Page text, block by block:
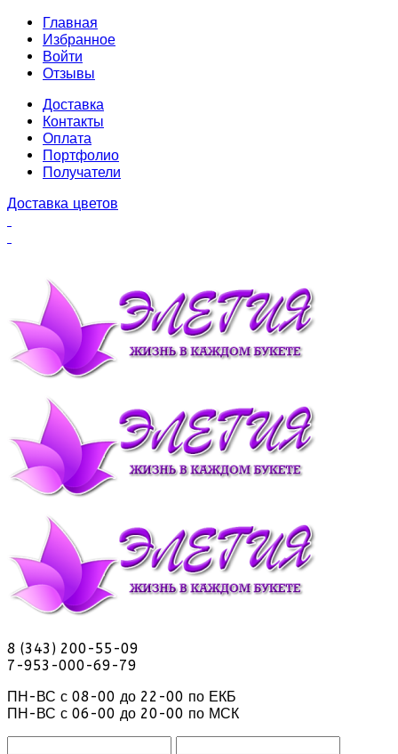
Главная
Избранное
Войти
Отзывы
Доставка
Контакты
Оплата
Портфолио
Получатели
Доставка цветов
8 (343) 200-55-09
7-953-000-69-79
ПН-ВС с 08-00 до 22-00 по ЕКБ
ПН-ВС с 06-00 до 20-00 по МСК